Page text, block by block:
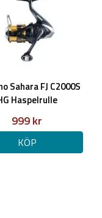
Sahara FJ C2000S
Haspelrulle
999 kr
KÖP